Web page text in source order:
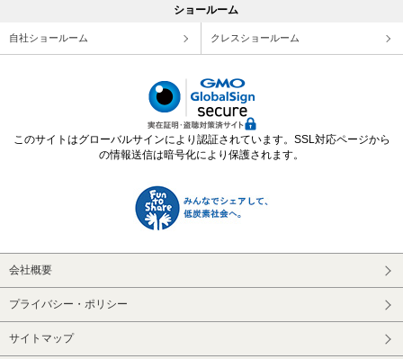
ショールーム
自社ショールーム クレスショールーム
このサイトはグローバルサインにより認証されています。SSL対応ページから
の情報送信は暗号化により保護されます。
会社概要
プライバシー・ポリシー
サイトマップ